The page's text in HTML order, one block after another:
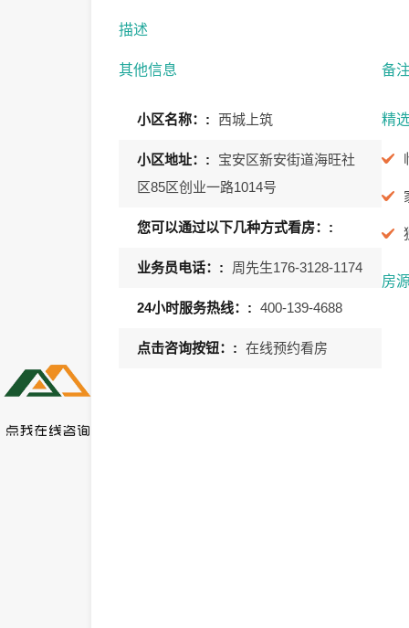
描述
其他信息
小区名称：: 西城上筑
小区地址：:
宝安区新安街道海旺社
区85区创业一路1014号
您可以通过以下几种方式看房：:
业务员电话：: 周先生176-3128-1174
24小时服务热线：: 400-139-4688
点击咨询按钮：: 在线预约看房
备
精
房